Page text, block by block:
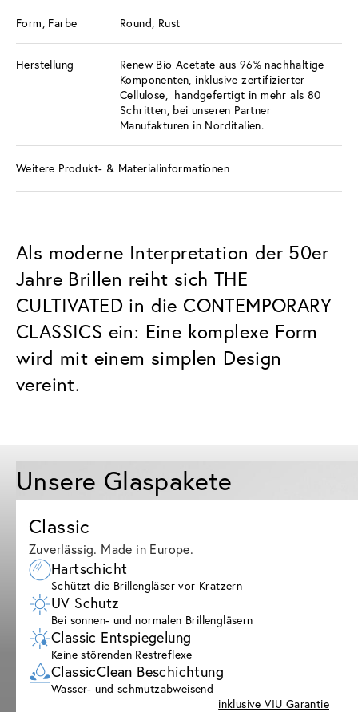
Form, Farbe Round, Rust
Herstellung
Renew Bio Acetate aus 96% nachhaltige
Komponenten, inklusive zertifizierter
Cellulose, handgefertigt in mehr als 80
Schritten, bei unseren Partner
Manufakturen in Norditalien.
Weitere Produkt- & Materialinformationen
Als moderne Interpretation der 50er
Jahre Brillen reiht sich THE
CULTIVATED in die CONTEMPORARY
CLASSICS ein: Eine komplexe Form
wird mit einem simplen Design
vereint.
Unsere Glaspakete
Classic
Zuverlässig. Made in Europe.
Hartschicht
Schützt die Brillengläser vor Kratzern
UV Schutz
Bei sonnen- und normalen Brillengläsern
Classic Entspiegelung
Keine störenden Restreflexe
ClassicClean Beschichtung
Wasser- und schmutzabweisend
inklusive VIU Garantie